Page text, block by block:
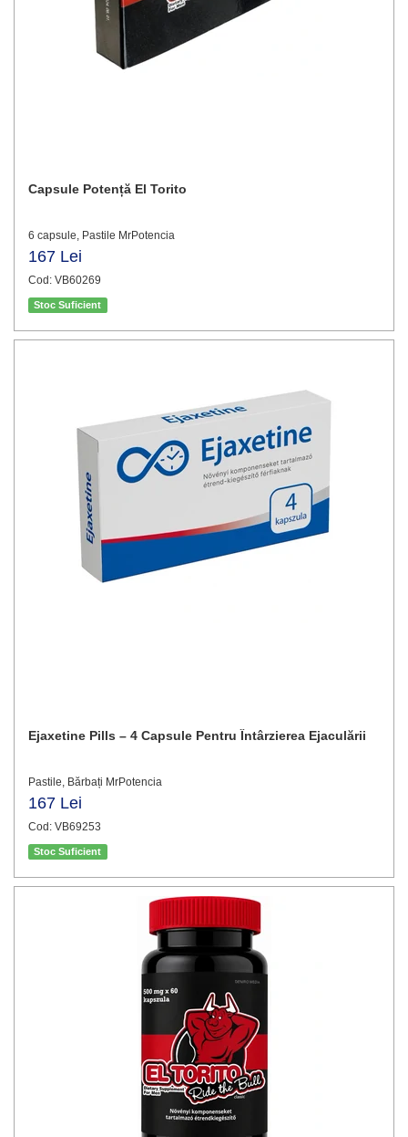
Capsule Potență El Torito
6 capsule, Pastile MrPotencia
167 Lei
Cod: VB60269
Stoc Suficient
Ejaxetine Pills – 4 Capsule Pentru Întârzierea Ejaculării
Pastile, Bărbați MrPotencia
167 Lei
Cod: VB69253
Stoc Suficient